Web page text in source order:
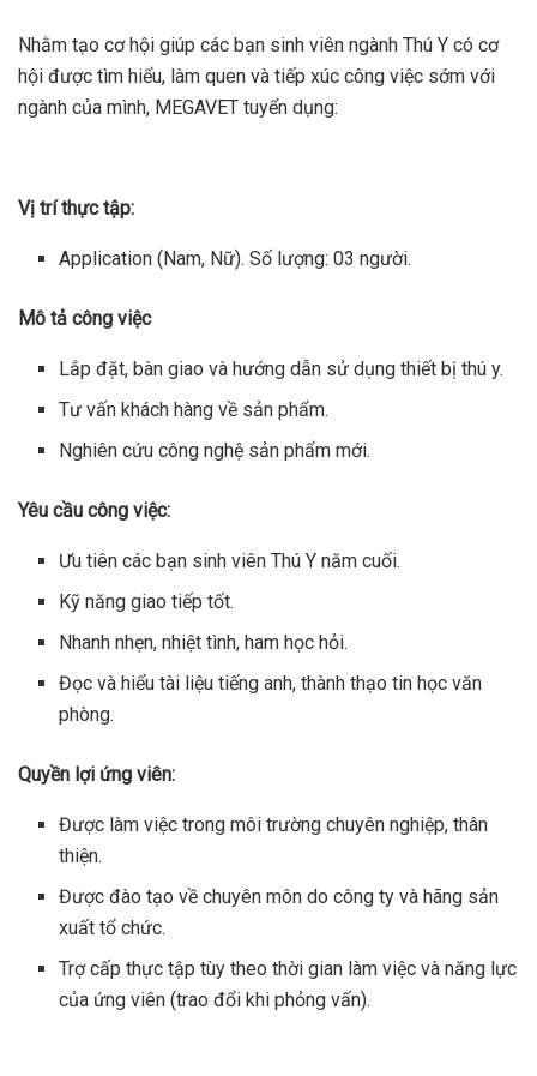
Nhằm tạo cơ hội giúp các bạn sinh viên ngành Thú Y có cơ
hội được tìm hiểu, làm quen và tiếp xúc công việc sớm với
ngành của mình, MEGAVET tuyển dụng:
Vị trí thực tập:
Application (Nam, Nữ). Số lượng: 03 người.
Mô tả công việc
Lắp đặt, bàn giao và hướng dẫn sử dụng thiết bị thú y.
Tư vấn khách hàng về sản phẩm.
Nghiên cứu công nghệ sản phẩm mới.
Yêu cầu công việc:
Ưu tiên các bạn sinh viên Thú Y năm cuối.
Kỹ năng giao tiếp tốt.
Nhanh nhẹn, nhiệt tình, ham học hỏi.
Đọc và hiểu tài liệu tiếng anh, thành thạo tin học văn
phòng.
Quyền lợi ứng viên:
Được làm việc trong môi trường chuyên nghiệp, thân
thiện.
Được đào tạo về chuyên môn do công ty và hãng sản
xuất tổ chức.
Trợ cấp thực tập tùy theo thời gian làm việc và năng lực
của ứng viên (trao đổi khi phỏng vấn).